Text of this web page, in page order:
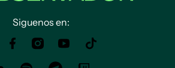
Siguenos en: